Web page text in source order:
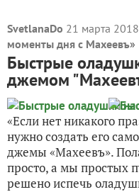
SvetlanaDo 21 марта
моменты дня с Махеевъ»
Быстрые
джемом
«Если нет никакого
нужно создать его
джемы «Махеевъ».
просто, а мы простых
решено испечь